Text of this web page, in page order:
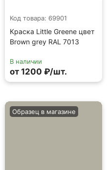
Код товара: 69901
Краска Little Greene цвет
Brown grey RAL 7013
В наличии
от 1200 ₽/шт.
Образец в магазине